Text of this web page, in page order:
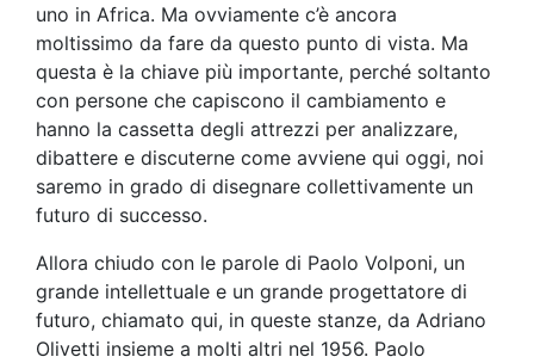
uno in Africa. Ma ovviamente c’è ancora
moltissimo da fare da questo punto di vista. Ma
questa è la chiave più importante, perché soltanto
con persone che capiscono il cambiamento e
hanno la cassetta degli attrezzi per analizzare,
dibattere e discuterne come avviene qui oggi, noi
saremo in grado di disegnare collettivamente un
futuro di successo.
Allora chiudo con le parole di Paolo Volponi, un
grande intellettuale e un grande progettatore di
futuro, chiamato qui, in queste stanze, da Adriano
Olivetti insieme a molti altri nel 1956. Paolo